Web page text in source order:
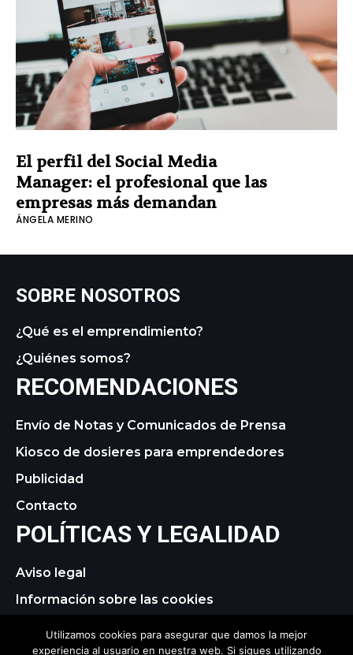
El perfil del Social Media
Manager: el profesional que las
empresas más demandan
ÁNGELA MERINO
SOBRE NOSOTROS
¿Qué es el emprendimiento?
¿Quiénes somos?
RECOMENDACIONES
Envío de Notas y Comunicados de Prensa
Kiosco de dosieres para emprendedores
Publicidad
Contacto
POLÍTICAS Y LEGALIDAD
Aviso legal
Información sobre las cookies
Utilizamos cookies para asegurar que damos la mejor
experiencia al usuario en nuestra web. Si sigues utilizando